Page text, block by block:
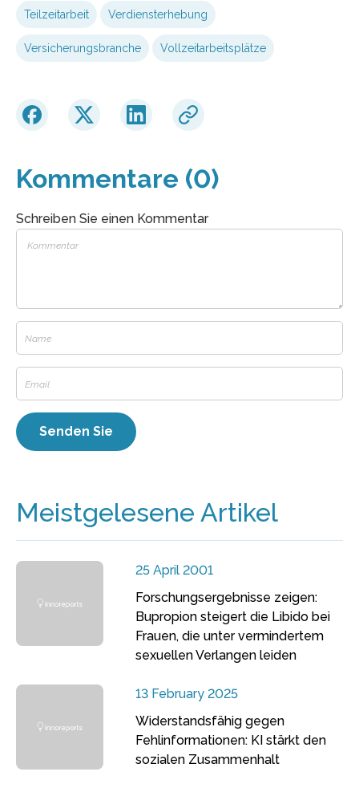
Teilzeitarbeit Verdiensterhebung
Versicherungsbranche Vollzeitarbeitsplätze
Kommentare (0)
Schreiben Sie einen Kommentar
Meistgelesene Artikel
25 April 2001
Forschungsergebnisse zeigen:
Bupropion steigert die Libido bei
Frauen, die unter vermindertem
sexuellen Verlangen leiden
13 February 2025
Widerstandsfähig gegen
Fehlinformationen: KI stärkt den
sozialen Zusammenhalt